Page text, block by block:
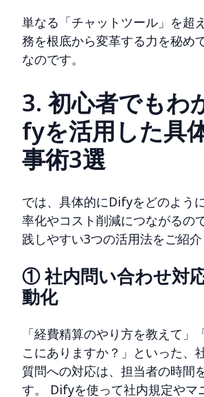
単なる「チャットツール」を超
務を根底から変革する力を秘め
なのです。
3. 初心者でもわ
fyを活用した具
事術3選
では、具体的にDifyをどのよう
率化やコスト削減につながるの
践しやすい3つの活用法をご紹介
① 社内問い合わせ対
動化
「経費精算のやり方を教えて」
こにありますか？」といった、
質問への対応は、担当者の時間
す。 Difyを使って社内規定やマ